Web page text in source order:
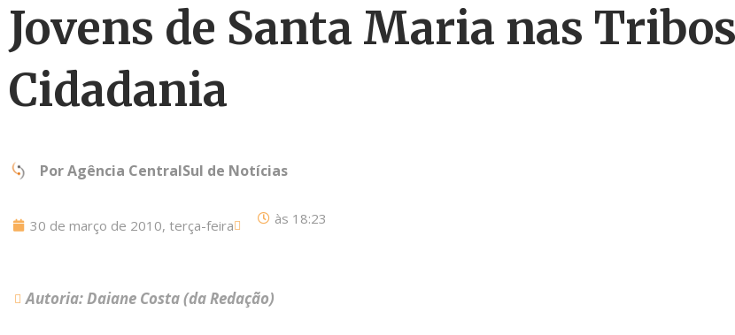
Jovens de Santa Maria nas
Cidadania
PorAgência CentralSul de Notícias
30 de março de 2010, terça-feira às 18:23
Autoria: Daiane Costa (da Redação)